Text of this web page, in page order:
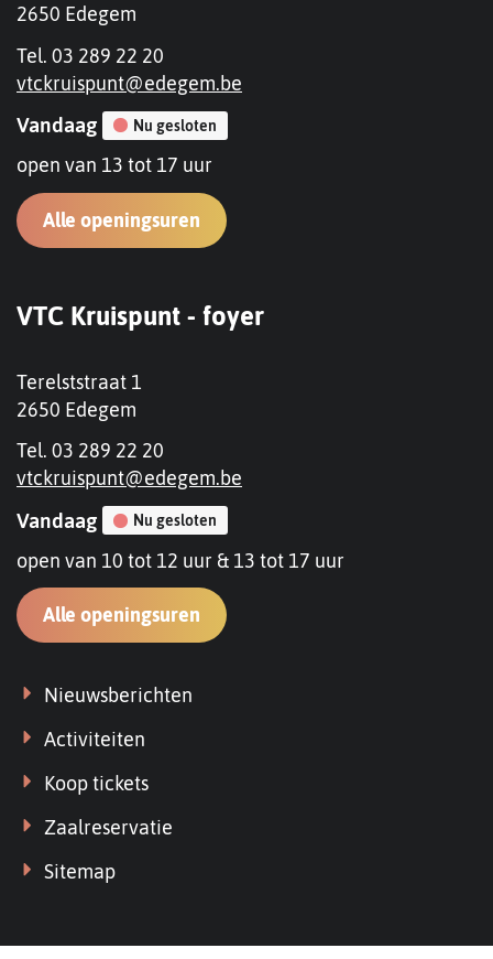
,2650 Edegem
Tel. 03 289 22 20
E-
vtckruispunt@edegem.be
Openingsuren
Vandaag Nu gesloten
open van 13 tot 17 uur
Alle openingsuren VTC
Kruispunt
bibliotheek
Contact
VTC Kruispunt - foyer
Adres
Terelststraat 1
,2650 Edegem
Tel. 03 289 22 20
E-
vtckruispunt@edegem.be
Openingsuren
Vandaag Nu gesloten
open van 10 tot 12 uur & 13 tot 17 uur
Alle openingsuren VTC
Kruispunt
Links
Nieuwsberichten
Activiteiten
Koop tickets
Zaalreservatie
Sitemap